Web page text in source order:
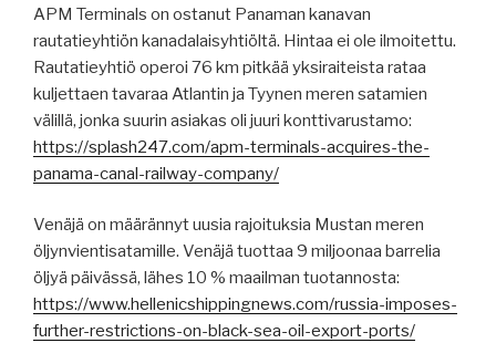
APM Terminals on ostanut Panaman kanavan
rautatieyhtiön kanadalaisyhtiöltä. Hintaa ei ole ilmoitettu.
Rautatieyhtiö operoi 76 km pitkää yksiraiteista rataa
kuljettaen tavaraa Atlantin ja Tyynen meren satamien
välillä, jonka suurin asiakas oli juuri konttivarustamo:
https://splash247.com/apm-terminals-acquires-the-
panama-canal-railway-company/
Venäjä on määrännyt uusia rajoituksia Mustan meren
öljynvientisatamille. Venäjä tuottaa 9 miljoonaa barrelia
öljyä päivässä, lähes 10 % maailman tuotannosta:
https://www.hellenicshippingnews.com/russia-imposes-
further-restrictions-on-black-sea-oil-export-ports/